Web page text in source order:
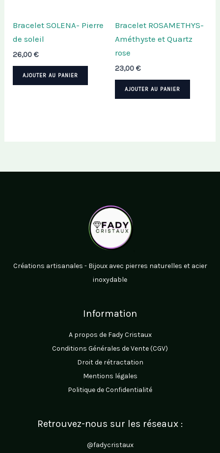
Bracelet SOLENA- Pierre
de soleil
26,00€
AJOUTER AU PANIER
Bracelet ROSAMETHYS-
Améthyste et Quartz
rose
23,00 €
AJOUTER AU PANIER
Créations artisanales - Bijoux avec pierres naturelles et acier
inoxydable
Information
A propos de Fady Cristaux
Conditions Générales de Vente (CGV)
Droit de rétractation
Mentions légales
Politique de Confidentialité
Retrouvez-nous sur les réseaux :
@fadycristaux